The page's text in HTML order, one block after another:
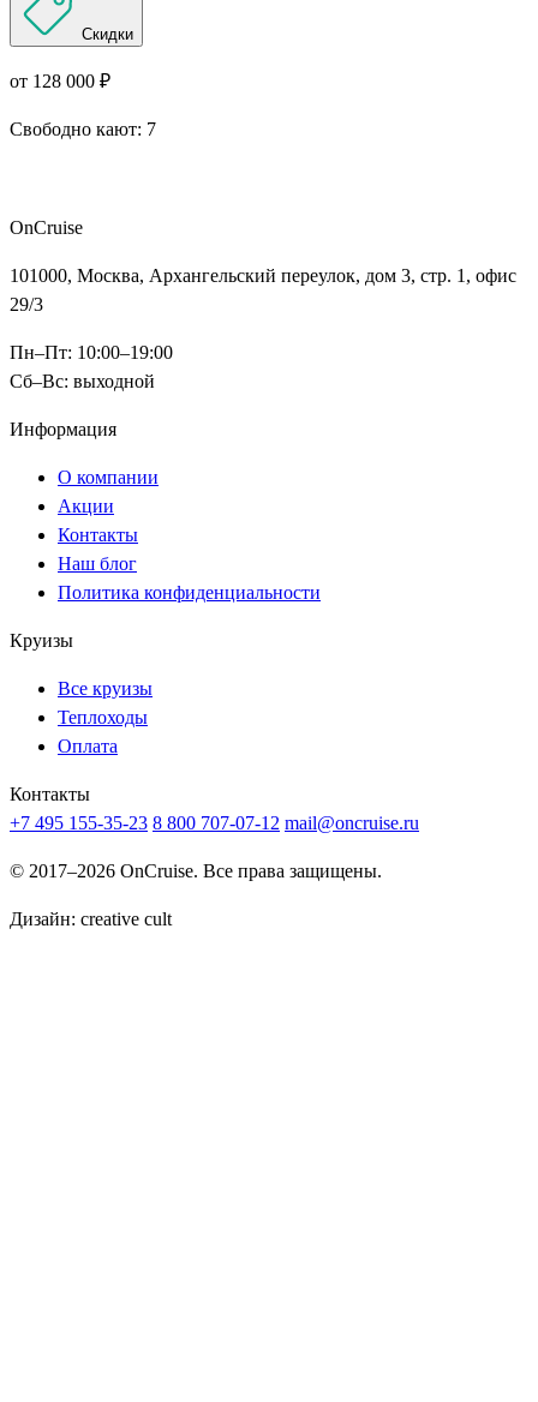
Скидки
от 128 000 ₽
Свободно кают: 7
OnCruise
101000, Москва, Архангельский переулок, дом 3, стр. 1, офис
29/3
Пн–Пт: 10:00–19:00
Сб–Вс: выходной
Информация
О компании
Акции
Контакты
Наш блог
Политика конфиденциальности
Круизы
Все круизы
Теплоходы
Оплата
Контакты
+7 495 155-35-23 8 800 707-07-12 mail@oncruise.ru
© 2017–2026 OnCruise. Все права защищены.
Дизайн: creative cult